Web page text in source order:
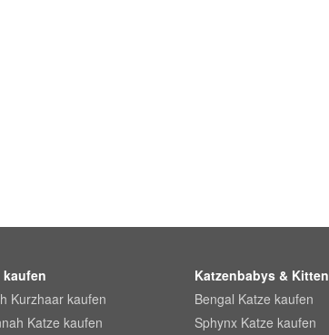
kaufen
Kurzhaar kaufen
Katze kaufen
Katzenbabys & Kitten
Bengal Katze kaufen
Sphynx Katze kaufen